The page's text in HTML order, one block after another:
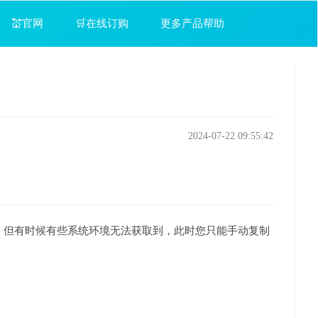
💒官网 🛒在线订购 更多产品帮助
2024-07-22 09:55:42
有时候有些系统环境无法获取到，此时您只能手动复制